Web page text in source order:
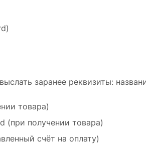
заранее реквизиты:
товара)
(при получении товара)
счёт на оплату)